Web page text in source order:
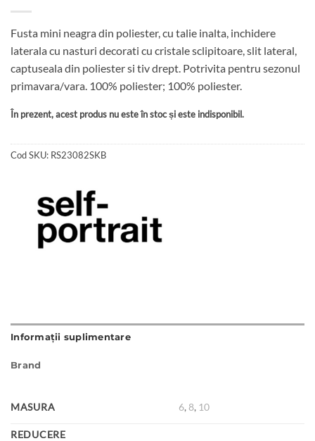
Fusta mini neagra din poliester, cu talie inalta, inchidere
laterala cu nasturi decorati cu cristale sclipitoare, slit lateral,
captuseala din poliester si tiv drept. Potrivita pentru sezonul
primavara/vara. 100% poliester; 100% poliester.
În prezent, acest produs nu este în stoc și este indisponibil.
Cod SKU: RS23082SKB
Informații suplimentare
Brand
MASURA 6, 8, 10
REDUCERE